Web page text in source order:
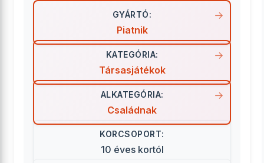
GYÁRTÓ:
Piatnik
KATEGÓRIA:
Társasjátékok
ALKATEGÓRIA:
Családnak
KORCSOPORT:
10 éves kortól